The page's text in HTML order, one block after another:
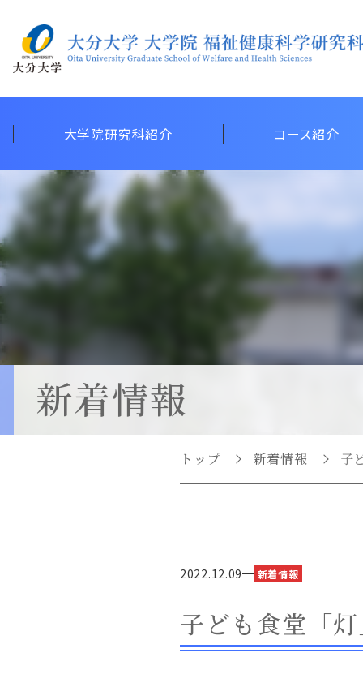
大学院研究科紹介 コース紹介
地域共生社会研究
権利擁護教育研究セ
ター
新着情報
トップ 新着情報 子
2022.12.09 新着情報
子ども食堂「